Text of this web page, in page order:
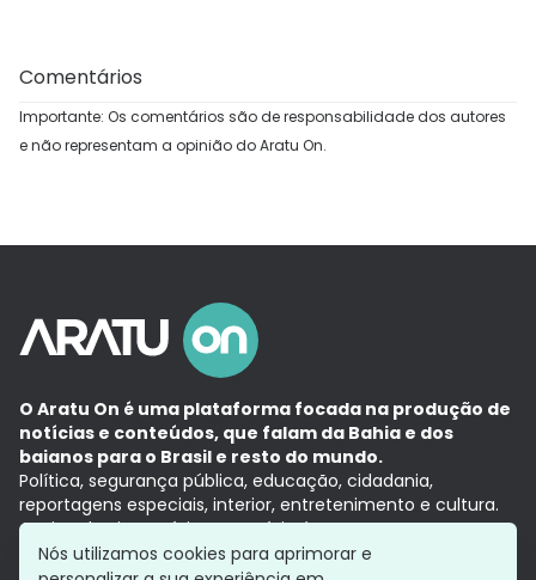
Comentários
Importante: Os comentários são de responsabilidade dos autores
e não representam a opinião do Aratu On.
O Aratu On é uma plataforma focada na produção de
notícias e conteúdos, que falam da Bahia e dos
baianos para o Brasil e resto do mundo.
Política, segurança pública, educação, cidadania,
reportagens especiais, interior, entretenimento e cultura.
Aqui, tudo vira notícia e a notícia é no tempo presente,
com a credibilidade do Grupo Aratu.
Nós utilizamos cookies para aprimorar e